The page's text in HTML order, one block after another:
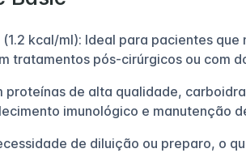
kcal/ml): Ideal para pacientes
tratamentos pós-cirúrgicos ou com
proteínas de alta qualidade,
imunológico e manutenção
de diluição ou preparo, o